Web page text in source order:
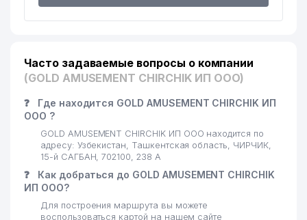
Часто задаваемые вопросы о компании
(GOLD AMUSEMENT CHIRCHIK ИП ООО)
❓
Где находится GOLD AMUSEMENT CHIRCHIK ИП
ООО ?
GOLD AMUSEMENT CHIRCHIK ИП ООО находится по
адресу: Узбекистан, Ташкентская область, ЧИРЧИК,
15-й САГБАН, 702100, 238 А
❓
Как добраться до GOLD AMUSEMENT CHIRCHIK
ИП ООО?
Для построения маршрута вы можете
воспользоваться картой на нашем сайте